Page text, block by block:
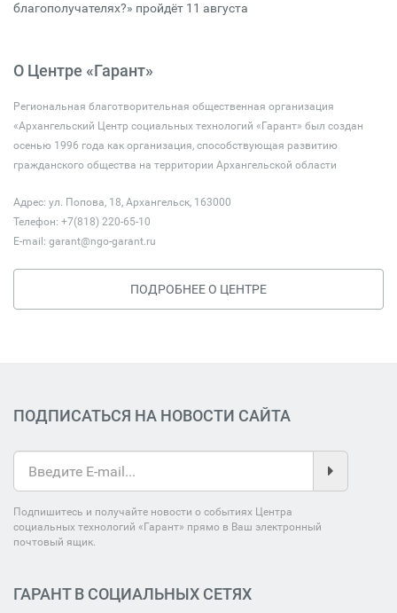
благополучателях?» пройдёт 11 августа
О Центре «Гарант»
Региональная благотворительная общественная организация
«Архангельский Центр социальных технологий «Гарант» был создан
осенью 1996 года как организация, способствующая развитию
гражданского общества на территории Архангельской области
Адрес: ул. Попова, 18, Архангельск, 163000
Телефон: +7(818) 220-65-10
E-mail: garant@ngo-garant.ru
ПОДРОБНЕЕ О ЦЕНТРЕ
ПОДПИСАТЬСЯ НА НОВОСТИ САЙТА
Подпишитесь и получайте новости о событиях Центра
социальных технологий «Гарант» прямо в Ваш электронный
почтовый ящик.
ГАРАНТ В СОЦИАЛЬНЫХ СЕТЯХ